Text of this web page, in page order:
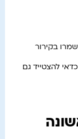
בקירור
להצטייד גם